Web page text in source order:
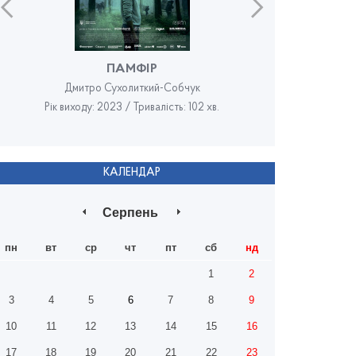
ПАМФІР
Дмитро Сухолиткий-Собчук
Рік виходу: 2023 / Тривалість: 102 хв.
КАЛЕНДАР
Серпень
пн вт ср чт пт сб нд
1 2
3 4 5 6 7 8 9
10 11 12 13 14 15 16
17 18 19 20 21 22 23